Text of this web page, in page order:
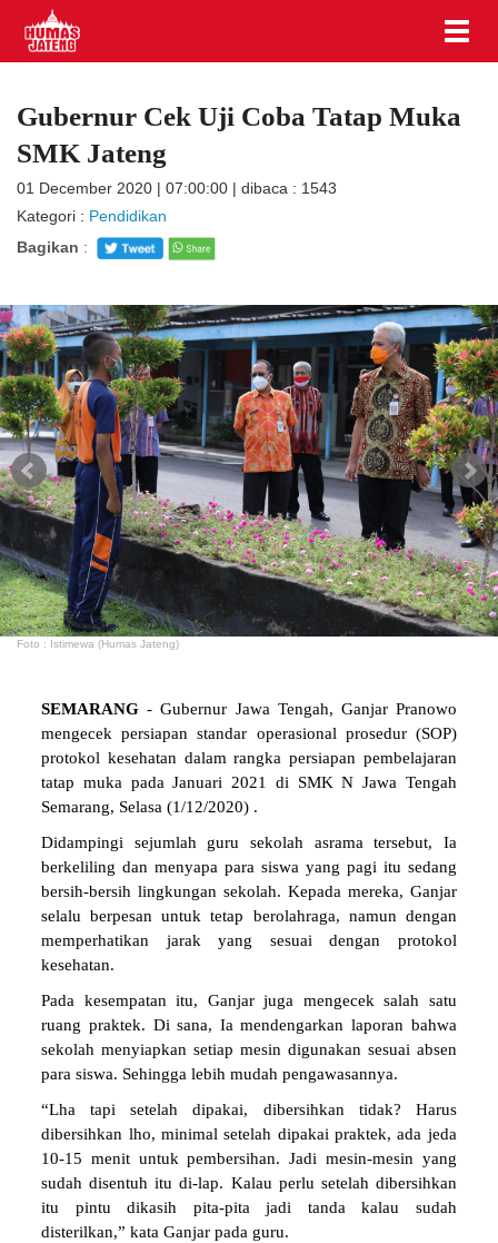
Gubernur Cek Uji Coba Tatap Muka
SMK Jateng
01 December 2020 | 07:00:00 | dibaca : 1543
Kategori : Pendidikan
Bagikan :
Foto : Istimewa (Humas Jateng)
SEMARANG- Gubernur Jawa Tengah, Ganjar Pranowo
mengecek persiapan standar operasional prosedur (SOP)
protokol kesehatan dalam rangka persiapan pembelajaran
tatap muka pada Januari 2021 di SMK N Jawa Tengah
Semarang, Selasa (1/12/2020) .
Didampingi sejumlah guru sekolah asrama tersebut, Ia
berkeliling dan menyapa para siswa yang pagi itu sedang
bersih-bersih lingkungan sekolah. Kepada mereka, Ganjar
selalu berpesan untuk tetap berolahraga, namun dengan
memperhatikan jarak yang sesuai dengan protokol
kesehatan.
Pada kesempatan itu, Ganjar juga mengecek salah satu
ruang praktek. Di sana, Ia mendengarkan laporan bahwa
sekolah menyiapkan setiap mesin digunakan sesuai absen
para siswa. Sehingga lebih mudah pengawasannya.
“Lha tapi setelah dipakai, dibersihkan tidak? Harus
dibersihkan lho, minimal setelah dipakai praktek, ada jeda
10-15 menit untuk pembersihan. Jadi mesin-mesin yang
sudah disentuh itu di-lap. Kalau perlu setelah dibersihkan
itu pintu dikasih pita-pita jadi tanda kalau sudah
disterilkan,” kata Ganjar pada guru.